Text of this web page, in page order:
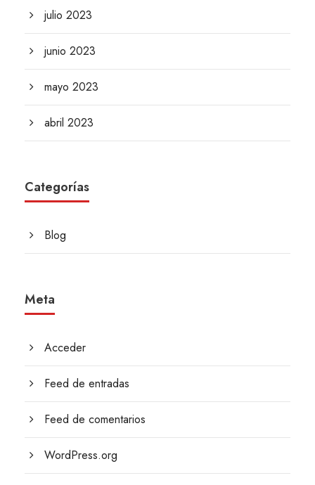
julio 2023
junio 2023
mayo 2023
abril 2023
Categorías
Blog
Meta
Acceder
Feed de entradas
Feed de comentarios
WordPress.org